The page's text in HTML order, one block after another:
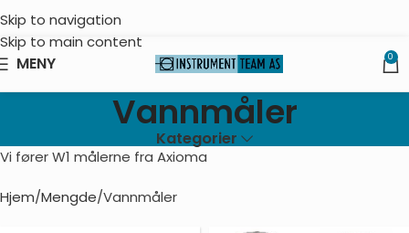
Skip to navigation
Skip to main content
MENY 0
Vannmåler
Kategorier
Vi fører W1 målerne fra Axioma
Hjem Mengde Vannmåler